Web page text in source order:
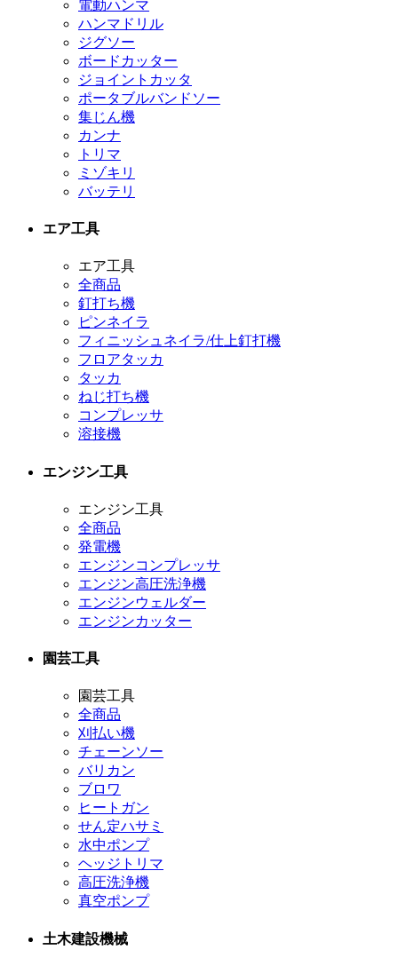
電動ハンマ
ハンマドリル
ジグソー
ボードカッター
ジョイントカッタ
ポータブルバンドソー
集じん機
カンナ
トリマ
ミゾキリ
バッテリ
エア工具
エア工具
全商品
釘打ち機
ピンネイラ
フィニッシュネイラ/仕上釘打機
フロアタッカ
タッカ
ねじ打ち機
コンプレッサ
溶接機
エンジン工具
エンジン工具
全商品
発電機
エンジンコンプレッサ
エンジン高圧洗浄機
エンジンウェルダー
エンジンカッター
園芸工具
園芸工具
全商品
刈払い機
チェーンソー
バリカン
ブロワ
ヒートガン
せん定ハサミ
水中ポンプ
ヘッジトリマ
高圧洗浄機
真空ポンプ
土木建設機械